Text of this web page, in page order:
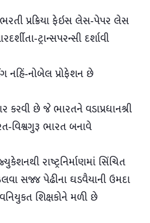
પ્રક્રિયા ફેઇસ લેસ-પેપર લેસ
ટ્રાન્સપરન્સી દર્શાવી
નહિં-નોબેલ પ્રોફેશન છે
છે જે ભારતને વડાપ્રધાનશ્રી
વિશ્વગુરૂ ભારત બનાવે
રાષ્ટ્રનિર્માણમાં સિંચિત
સજ્જ પેઢીના ઘડવૈયાની ઉમદા
શિક્ષકોને મળી છે